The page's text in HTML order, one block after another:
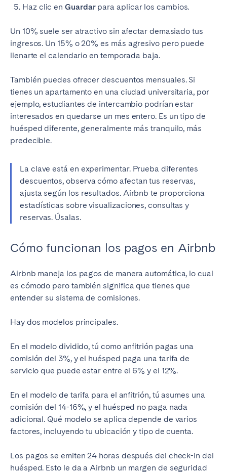
Haz clic enGuardarpara aplicar los cambios.
Un 10% suele ser atractivo sin afectar demasiado tus
ingresos. Un 15% o 20% es más agresivo pero puede
llenarte el calendario en temporada baja.
También puedes ofrecer descuentos mensuales. Si
tienes un apartamento en una ciudad universitaria, por
ejemplo, estudiantes de intercambio podrían estar
interesados en quedarse un mes entero. Es un tipo de
huésped diferente, generalmente más tranquilo, más
predecible.
La clave está en experimentar. Prueba diferentes
descuentos, observa cómo afectan tus reservas,
ajusta según los resultados. Airbnb te proporciona
estadísticas sobre visualizaciones, consultas y
reservas. Úsalas.
Cómo funcionan los pagos en Airbnb
Airbnb maneja los pagos de manera automática, lo cual
es cómodo pero también significa que tienes que
entender su sistema de comisiones.
Hay dos modelos principales.
En el modelo dividido, tú como anfitrión pagas una
comisión del 3%, y el huésped paga una tarifa de
servicio que puede estar entre el 6% y el 12%.
En el modelo de tarifa para el anfitrión, tú asumes una
comisión del 14-16%, y el huésped no paga nada
adicional. Qué modelo se aplica depende de varios
factores, incluyendo tu ubicación y tipo de cuenta.
Los pagos se emiten 24 horas después del check-in del
huésped. Esto le da a Airbnb un margen de seguridad